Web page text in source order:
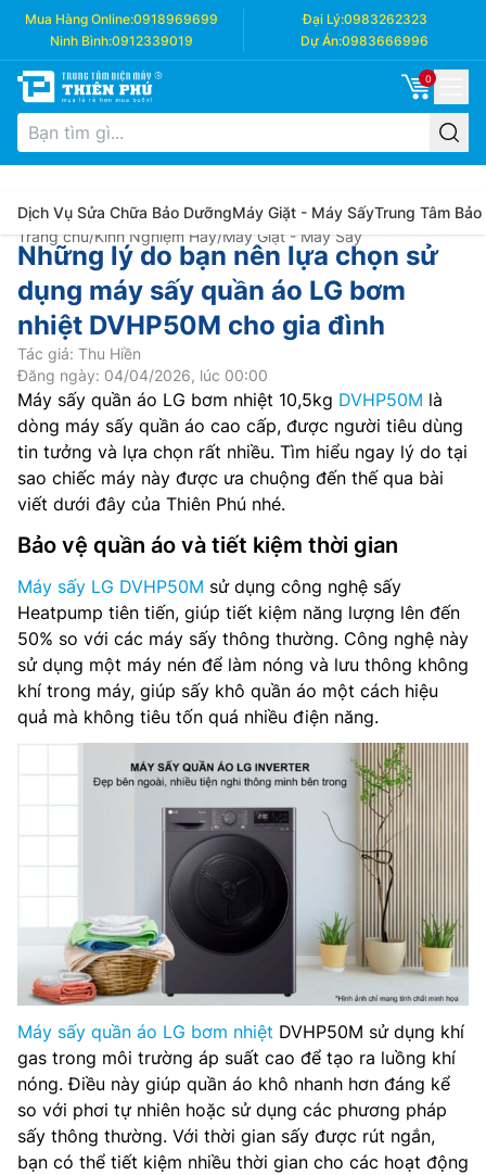
Mua Hàng Online:0918969699 Đại Lý:0983262323
Ninh Bình:0912339019 Dự Án:0983666996
0
Dịch Vụ Sửa Chữa Bảo DưỡngMáy Giặt - Máy SấyTrung Tâm Bảo
Trang chủ/Kinh Nghiệm Hay/Máy Giặt - Máy Sấy
Những lý do bạn nên lựa chọn sử
dụng máy sấy quần áo LG bơm
nhiệt DVHP50M cho gia đình
Tác giả: Thu Hiền
Đăng ngày: 04/04/2026, lúc 00:00
Máy sấy quần áo LG bơm nhiệt 10,5kg DVHP50M là
dòng máy sấy quần áo cao cấp, được người tiêu dùng
tin tưởng và lựa chọn rất nhiều. Tìm hiểu ngay lý do tại
sao chiếc máy này được ưa chuộng đến thế qua bài
viết dưới đây của Thiên Phú nhé.
Bảo vệ quần áo và tiết kiệm thời gian
Máy sấy LG DVHP50M sử dụng công nghệ sấy
Heatpump tiên tiến, giúp tiết kiệm năng lượng lên đến
50% so với các máy sấy thông thường. Công nghệ này
sử dụng một máy nén để làm nóng và lưu thông không
khí trong máy, giúp sấy khô quần áo một cách hiệu
quả mà không tiêu tốn quá nhiều điện năng.
Máy sấy quần áo LG bơm nhiệt DVHP50M sử dụng khí
gas trong môi trường áp suất cao để tạo ra luồng khí
nóng. Điều này giúp quần áo khô nhanh hơn đáng kể
so với phơi tự nhiên hoặc sử dụng các phương pháp
sấy thông thường. Với thời gian sấy được rút ngắn,
bạn có thể tiết kiệm nhiều thời gian cho các hoạt động